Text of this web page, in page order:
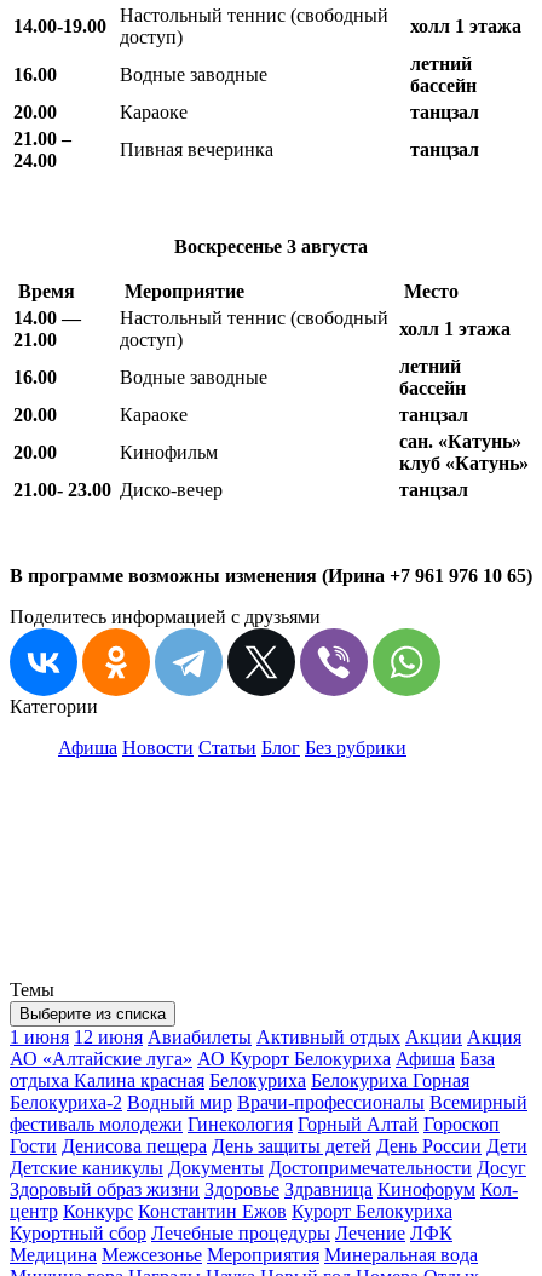
14.00-19.00
Настольный теннис (свободный
доступ)
холл 1 этажа
16.00 Водные заводные
летний
бассейн
20.00
Караоке
танцзал
21.00 –
24.00
Пивная вечеринка танцзал
Воскресенье 3 августа
Время Мероприятие
Место
14.00 —
21.00
Настольный теннис (свободный
доступ)
холл 1 этажа
16.00 Водные заводные
летний
бассейн
20.00
Караоке
танцзал
20.00
Кинофильм
сан. «Катунь»
клуб «Катунь»
21.00- 23.00 Диско-вечер танцзал
В программе возможны изменения (Ирина +7 961 976 10 65)
Поделитесь информацией с друзьями
Категории
Афиша Новости Статьи Блог Без рубрики
Темы
Выберите из списка
1 июня 12 июня Авиабилеты Активный отдых Акции Акция
АО «Алтайские луга» АО Курорт Белокуриха Афиша База
отдыха Калина красная Белокуриха Белокуриха Горная
Белокуриха-2 Водный мир Врачи-профессионалы Всемирный
фестиваль молодежи Гинекология Горный Алтай Гороскоп
Гости Денисова пещера День защиты детей День России Дети
Детские каникулы Документы Достопримечательности Досуг
Здоровый образ жизни Здоровье Здравница Кинофорум Кол-
центр Конкурс Константин Ежов Курорт Белокуриха
Курортный сбор Лечебные процедуры Лечение ЛФК
Медицина Межсезонье Мероприятия Минеральная вода